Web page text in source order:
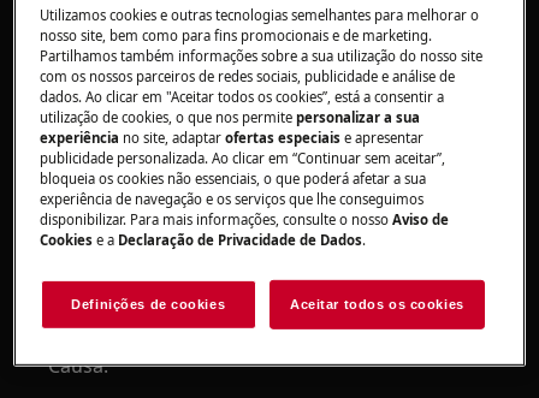
máquina de lavar loiça de instalação livre
Resolução:
1. Defina o regulador de abrilhantador para
uma numeração mais baixa.
2. Use menos detergente para cada ciclo de
lavagem
baixas, hávidros que são sensiveis a
temperaturas elevadas.
Causa:
Utilizamos cookies e outras tecnologias semelhantes para melhorar o
nosso site, bem como para fins promocionais e de marketing.
Partilhamos também informações sobre a sua utilização do nosso site
com os nossos parceiros de redes sociais, publicidade e análise de
dados. Ao clicar em "Aceitar todos os cookies”, está a consentir a
utilização de cookies, o que nos permitepersonalizar a sua
experiência no site, adaptarofertas especiaise apresentar
publicidade personalizada. Ao clicar em “Continuar sem aceitar”,
bloqueia os cookies não essenciais, o que poderá afetar a sua
experiência de navegação e os serviços que lhe conseguimos
disponibilizar. Para mais informações, consulte o nossoAviso de
Cookies e a Declaração de Privacidade de Dados.
Definições de cookies Aceitar todos os cookies